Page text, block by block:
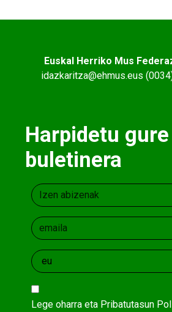
Euskal Herriko Mus
idazkaritza@ehmus.eus
Harpidetu gure
buletinera
Lege oharraeta Pribatutasun